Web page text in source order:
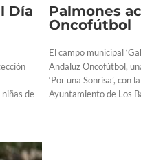
Día
de
Palmones
Oncofútbol
El campo municipal
Andaluz Oncofútbol,
‘Por una Sonrisa’, con
Ayuntamiento de Los